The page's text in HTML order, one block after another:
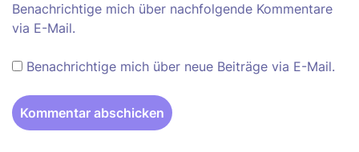
Benachrichtige mich über nachfolgende Kommentare
via E-Mail.
Benachrichtige mich über neue Beiträge via E-Mail.